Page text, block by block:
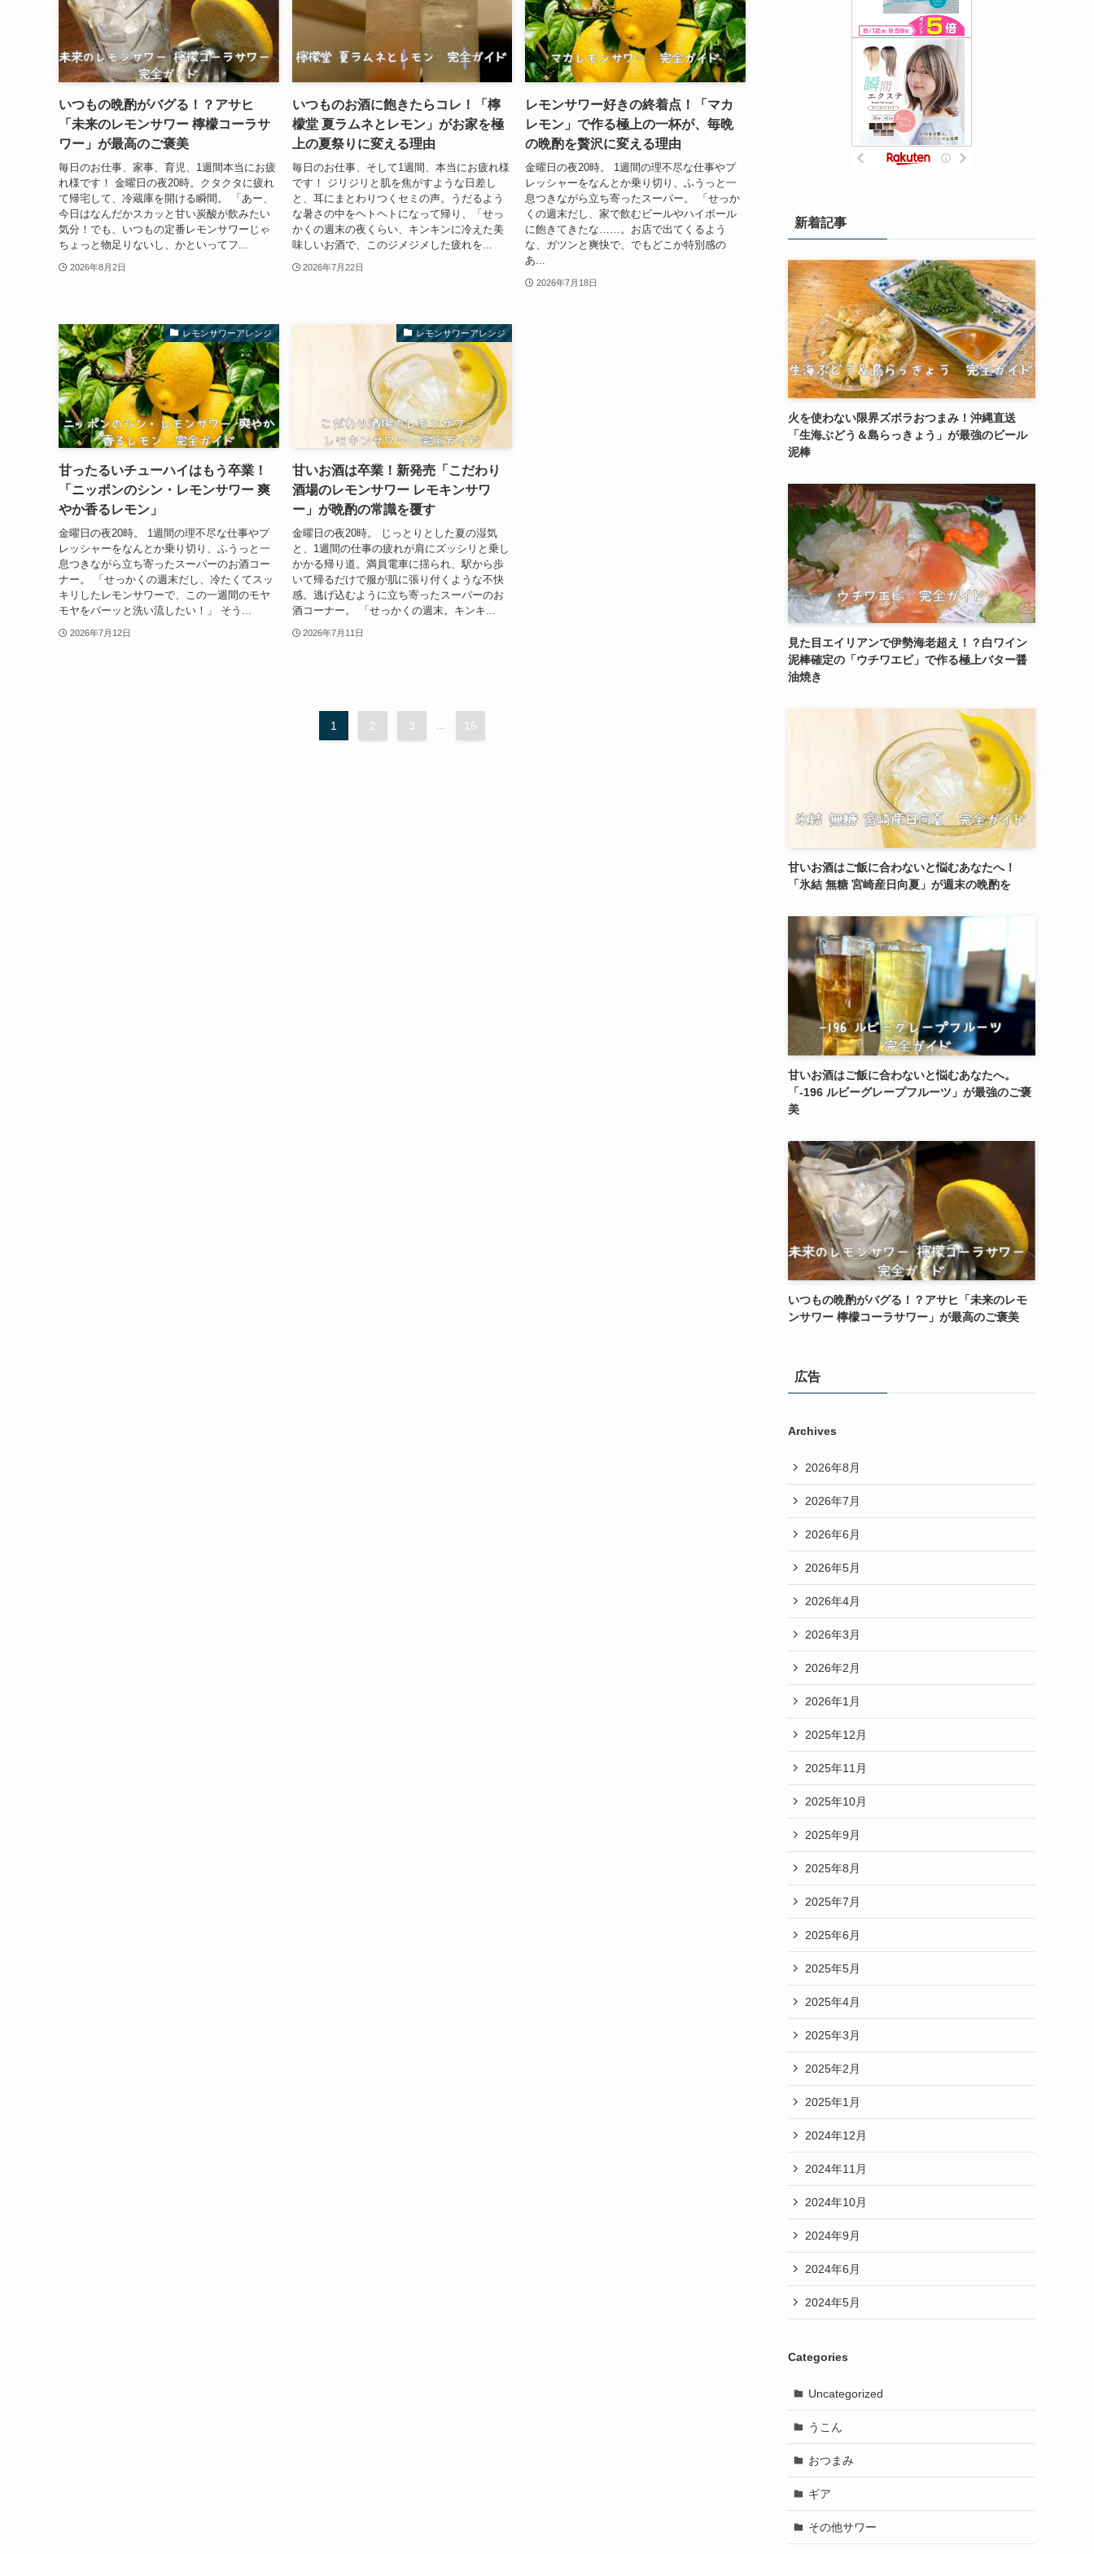
いつもの晩酌がバグる！？アサヒ
「未来のレモンサワー 檸檬コーラサ
ワー」が最高のご褒美
毎日のお仕事、家事、育児、1週間本当にお疲
れ様です！ 金曜日の夜20時。クタクタに疲れ
て帰宅して、冷蔵庫を開ける瞬間。 「あー、
今日はなんだかスカッと甘い炭酸が飲みたい
気分！でも、いつもの定番レモンサワーじゃ
ちょっと物足りないし、かといってフ...
2026年8月2日
いつものお酒に飽きたらコレ！「檸
檬堂 夏ラムネとレモン」がお家を極
上の夏祭りに変える理由
毎日のお仕事、そして1週間、本当にお疲れ様
です！ ジリジリと肌を焦がすような日差し
と、耳にまとわりつくセミの声。うだるよう
な暑さの中をヘトヘトになって帰り、「せっ
かくの週末の夜くらい、キンキンに冷えた美
味しいお酒で、このジメジメした疲れを...
2026年7月22日
レモンサワー好きの終着点！「マカ
レモン」で作る極上の一杯が、毎晩
の晩酌を贅沢に変える理由
金曜日の夜20時。 1週間の理不尽な仕事やプ
レッシャーをなんとか乗り切り、ふうっと一
息つきながら立ち寄ったスーパー。 「せっか
くの週末だし、家で飲むビールやハイボール
に飽きてきたな……。お店で出てくるよう
な、ガツンと爽快で、でもどこか特別感の
あ...
2026年7月18日
レモンサワーアレンジ
甘ったるいチューハイはもう卒業！
「ニッポンのシン・レモンサワー 爽
やか香るレモン」
金曜日の夜20時。 1週間の理不尽な仕事やプ
レッシャーをなんとか乗り切り、ふうっと一
息つきながら立ち寄ったスーパーのお酒コー
ナー。 「せっかくの週末だし、冷たくてスッ
キリしたレモンサワーで、この一週間のモヤ
モヤをパーッと洗い流したい！」 そう...
2026年7月12日
レモンサワーアレンジ
甘いお酒は卒業！新発売「こだわり
酒場のレモンサワー レモキンサワ
ー」が晩酌の常識を覆す
金曜日の夜20時。 じっとりとした夏の湿気
と、1週間の仕事の疲れが肩にズッシリと乗し
かかる帰り道。満員電車に揺られ、駅から歩
いて帰るだけで服が肌に張り付くような不快
感。逃げ込むように立ち寄ったスーパーのお
酒コーナー。 「せっかくの週末。キンキ...
2026年7月11日
1 2 3 16
新着記事
火を使わない限界ズボラおつまみ！沖縄直送
「生海ぶどう＆島らっきょう」が最強のビール
泥棒
見た目エイリアンで伊勢海老超え！？白ワイン
泥棒確定の「ウチワエビ」で作る極上バター醤
油焼き
甘いお酒はご飯に合わないと悩むあなたへ！
「氷結 無糖 宮崎産日向夏」が週末の晩酌を
甘いお酒はご飯に合わないと悩むあなたへ。
「-196 ルビーグレープフルーツ」が最強のご褒
美
いつもの晩酌がバグる！？アサヒ「未来のレモ
ンサワー 檸檬コーラサワー」が最高のご褒美
広告
Archives
2026年8月
2026年7月
2026年6月
2026年5月
2026年4月
2026年3月
2026年2月
2026年1月
2025年12月
2025年11月
2025年10月
2025年9月
2025年8月
2025年7月
2025年6月
2025年5月
2025年4月
2025年3月
2025年2月
2025年1月
2024年12月
2024年11月
2024年10月
2024年9月
2024年6月
2024年5月
Categories
Uncategorized
うこん
おつまみ
ギア
その他サワー